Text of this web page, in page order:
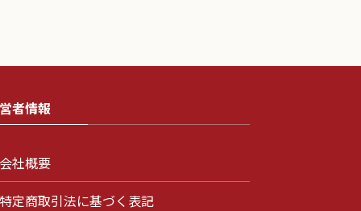
者情報
会社概要
特定商取引法に基づく表記